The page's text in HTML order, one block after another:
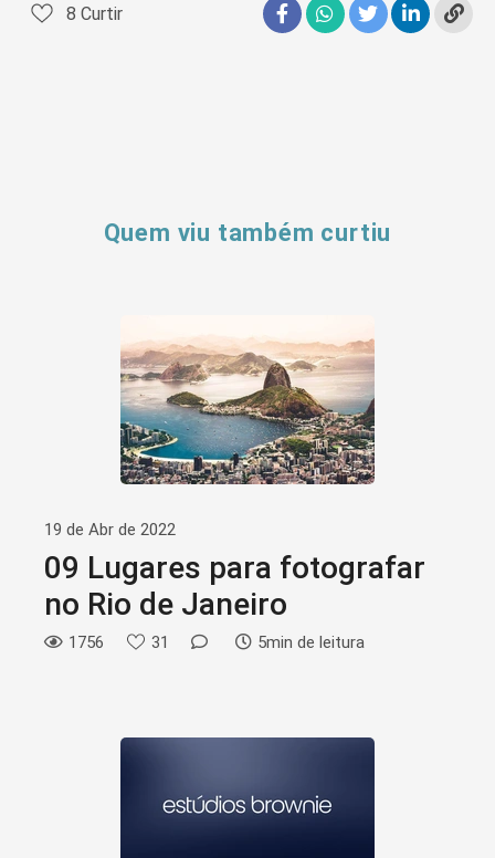
8 Curtir
Quem viu também curtiu
19 de Abr de 2022
09 Lugares para fotografar
no Rio de Janeiro
1756 31 5min de leitura